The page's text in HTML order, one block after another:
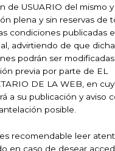
de USUARIO del mismo
plena y sin reservas de
condiciones publicadas
advirtiendo de que
podrán ser
previa por parte de EL
DE LA WEB, en
a su publicación y aviso
posible.
recomendable leer
en caso de desear